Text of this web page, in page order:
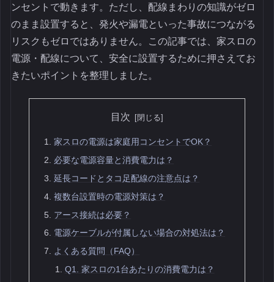
ンセントで動きます。ただし、配線まわりの知識がゼロ
のまま設置すると、発火や漏電といった事故につながる
リスクもゼロではありません。この記事では、家スロの
電源・配線について、安全に設置するために押さえてお
きたいポイントを整理しました。
目次
家スロの電源は家庭用コンセントでOK？
必要な電源容量と消費電力は？
延長コードとタコ足配線の注意点は？
複数台設置時の電源対策は？
アース接続は必要？
電源ケーブルが付属しない場合の対処法は？
よくある質問（FAQ）
Q1. 家スロの1台あたりの消費電力は？